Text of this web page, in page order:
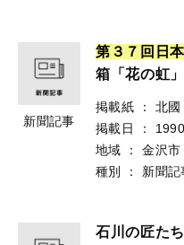
新聞記事
第 ３ ７ 回 日本
箱「花の虹」
掲載紙 ：
北國
掲載日
：
地域
：
金沢市
種別
： 新聞記
石川の匠